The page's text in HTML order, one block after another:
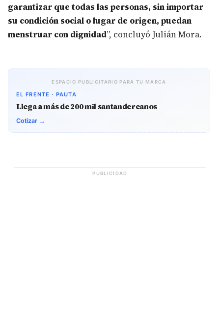
garantizar que todas las personas, sin importar
su condición social o lugar de origen, puedan
menstruar con dignidad”, concluyó Julián Mora.
ESPACIO PUBLICITARIO PARA TU MARCA
EL FRENTE · PAUTA
Llega a más de 200 mil santandereanos
Cotizar →
PUBLICIDAD